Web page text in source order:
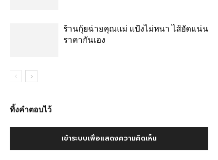
ร้านกุ้ยฉ่ายคุณแม่ แป้งไม่หนา ไส้อัดแน่น
ราคากันเอง
ทิ้งคำตอบไว้
เข้าระบบเพื่อแสดงความคิดเห็น